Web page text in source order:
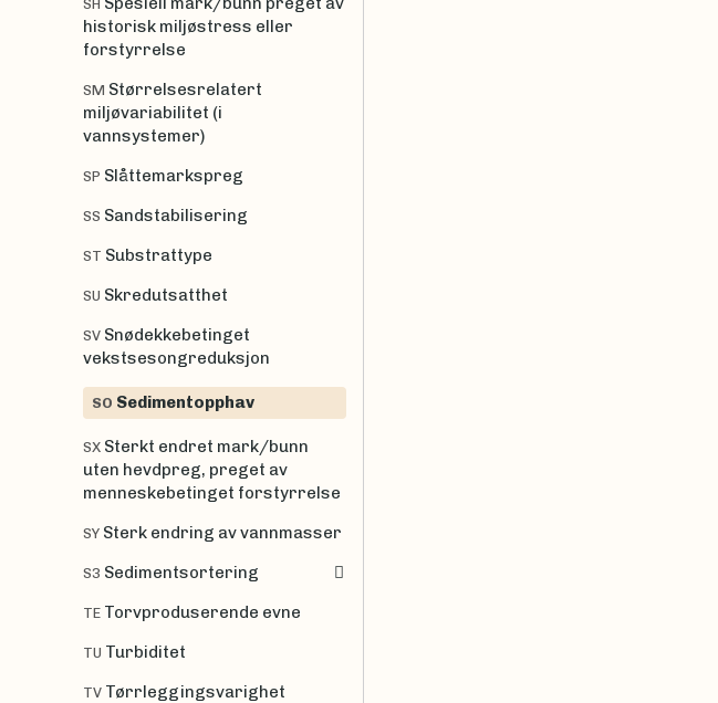
SH
historisk miljøstress eller
forstyrrelse
SM Størrelsesrelatert
miljøvariabilitet (i
vannsystemer)
SP Slåttemarkspreg
SS Sandstabilisering
ST Substrattype
SU Skredutsatthet
SV Snødekkebetinget
vekstsesongreduksjon
SO Sedimentopphav
SX Sterkt endret mark/bunn
uten hevdpreg, preget av
menneskebetinget forstyrrelse
SY Sterk endring av vannmasser
S3 Sedimentsortering
TE Torvproduserende evne
TU Turbiditet
TV Tørrleggingsvarighet